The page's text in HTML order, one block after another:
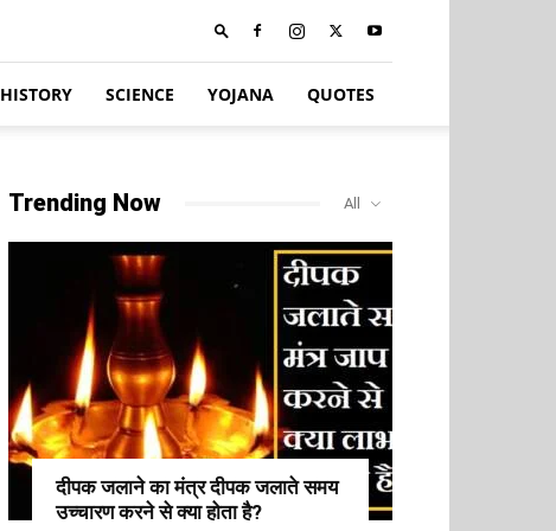
HISTORY SCIENCE YOJANA QUOTES
Trending Now All
दीपक जलाने का मंत्र दीपक जलाते समय
उच्चारण करने से क्या होता है?